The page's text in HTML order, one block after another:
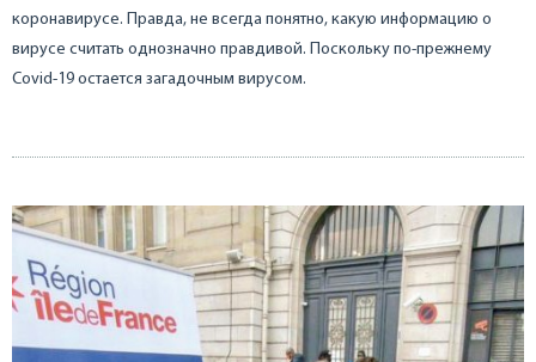
коронавирусе. Правда, не всегда понятно, какую информацию о
вирусе считать однозначно правдивой. Поскольку по-прежнему
Covid-19 остается загадочным вирусом.